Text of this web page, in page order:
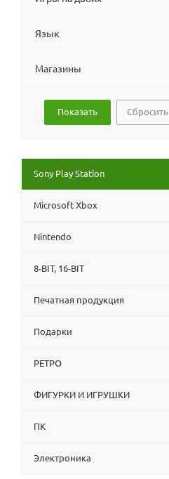
Язык
Магазины
Сбросить
Sony Play Station
Microsoft Xbox
Nintendo
8-BIT, 16-BIT
Печатная продукция
Подарки
РЕТРО
ФИГУРКИ И ИГРУШКИ
ПК
Электроника